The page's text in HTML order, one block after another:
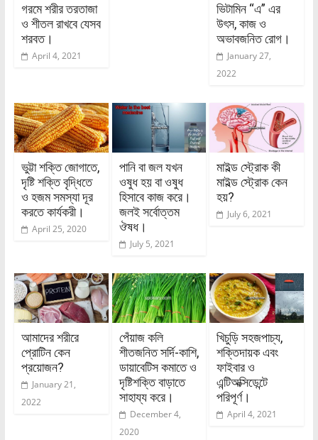
গরমে শরীর তরতাজা
ও শীতল রাখবে যেসব
শরবত।
April 4, 2021
ভিটামিন “এ” এর
উৎস, কাজ ও
অভাবজনিত রোগ।
January 27,
2022
ভুট্টা শক্তি জোগাতে,
দৃষ্টি শক্তি বৃদ্ধিতে
ও হজম সমস্যা দূর
করতে কার্যকরী।
April 25, 2020
পানি বা জল যখন
ওষুধ হয় বা ওষুধ
হিসাবে কাজ করে।
জলই সর্বোত্তম
ঔষধ।
July 5, 2021
মাইল্ড স্ট্রোক কী
মাইল্ড স্ট্রোক কেন
হয়?
July 6, 2021
আমাদের শরীরে
প্রোটিন কেন
প্রয়োজন?
January 21,
2022
পেঁয়াজ কলি
শীতজনিত সর্দি-কাশি,
ডায়াবেটিস কমাতে ও
দৃষ্টিশক্তি বাড়াতে
সাহায্য করে।
December 4,
2020
খিচুড়ি সহজপাচ্য,
শক্তিদায়ক এবং
ফাইবার ও
এন্টিঅক্সিডেন্টে
পরিপূর্ণ।
April 4, 2021